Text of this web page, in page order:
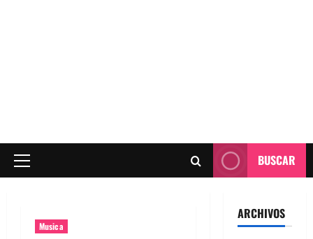
Menú
BUSCAR
Musica
ARCHIVOS